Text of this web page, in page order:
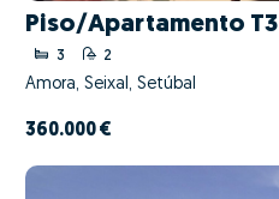
Piso/Apartamento T3
3 2
Amora, Seixal, Setúbal
360.000 €